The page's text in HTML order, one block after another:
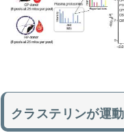
クラステリンが運